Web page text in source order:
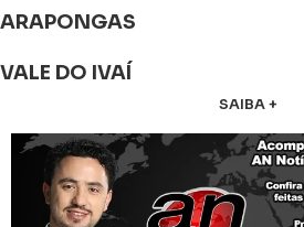
ARAPONGAS
VALE DO IVAÍ
SAIBA +